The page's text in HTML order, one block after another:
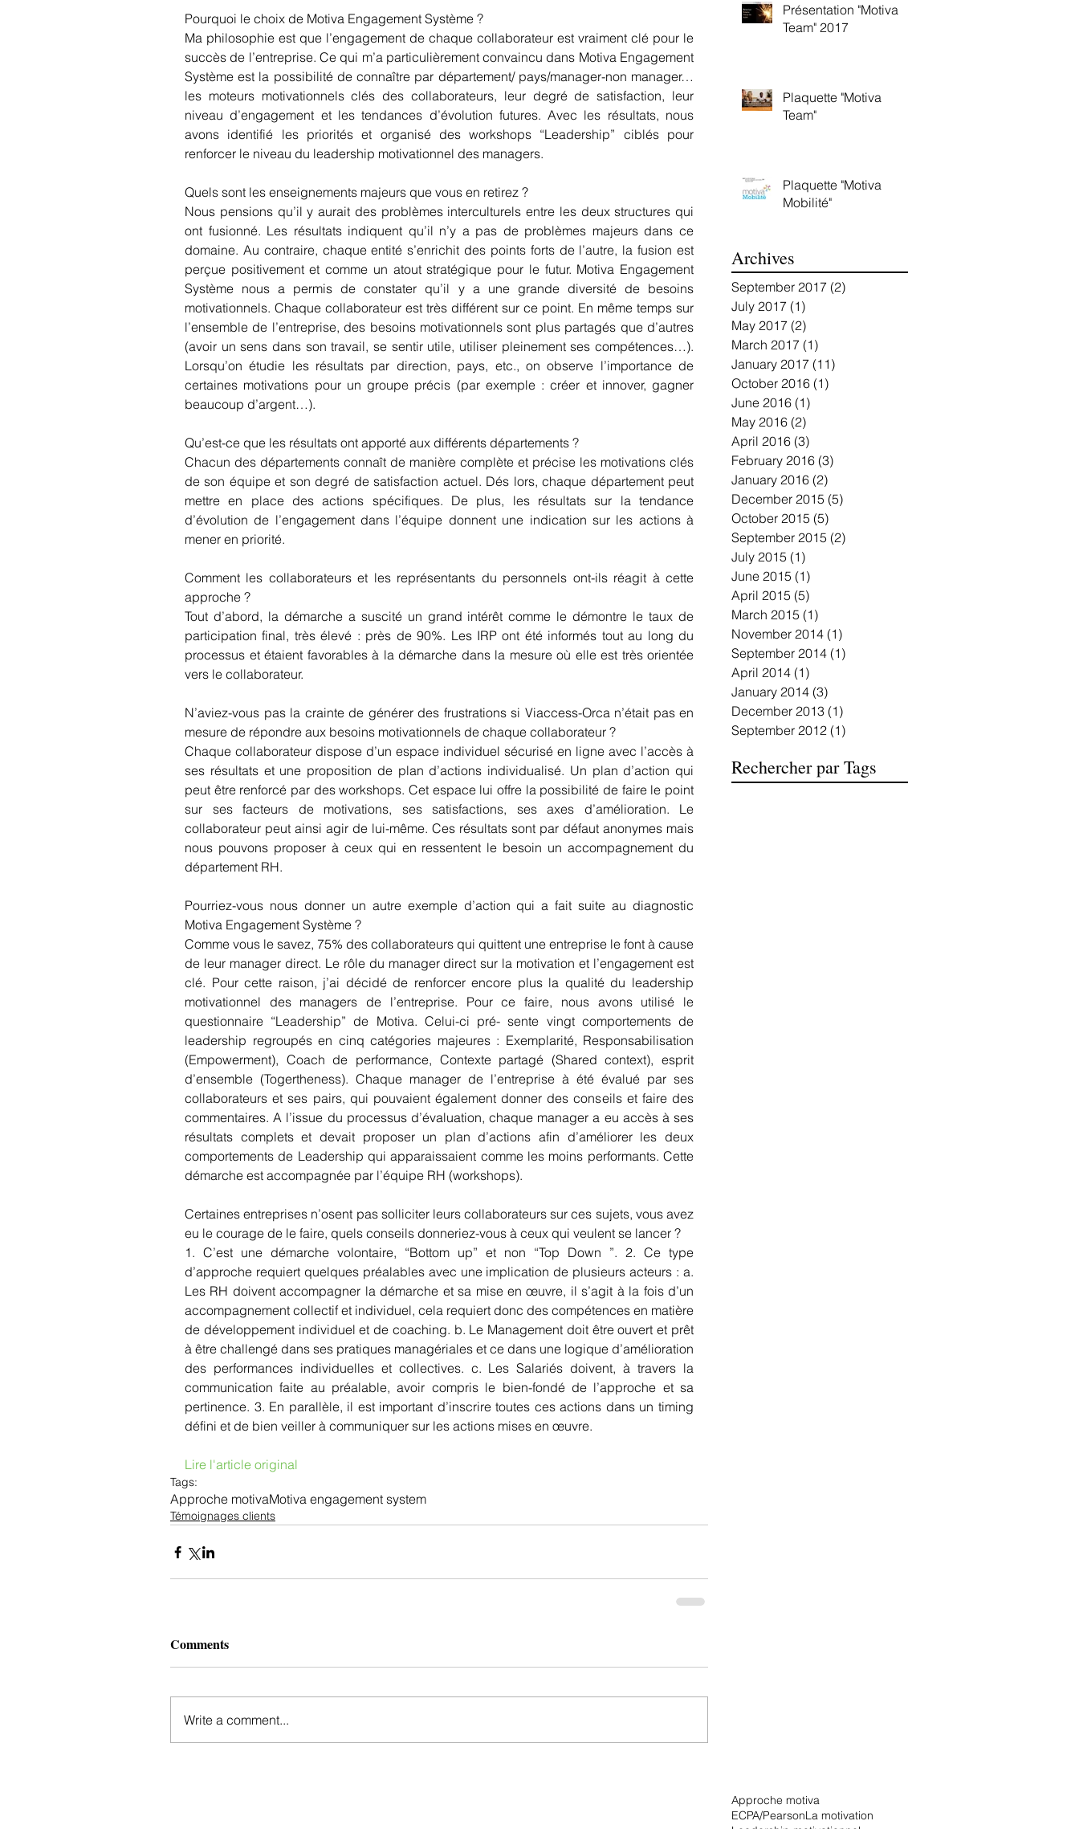
Pourquoi le choix de Motiva Engagement Système ?
Ma philosophie est que l’engagement de chaque collaborateur est vraiment clé pour le
succès de l’entreprise. Ce qui m’a particulièrement convaincu dans Motiva Engagement
Système est la possibilité de connaître par département/ pays/manager-non manager…
les moteurs motivationnels clés des collaborateurs, leur degré de satisfaction, leur
niveau d’engagement et les tendances d’évolution futures. Avec les résultats, nous
avons identifié les priorités et organisé des workshops “Leadership” ciblés pour
renforcer le niveau du leadership motivationnel des managers.
Quels sont les enseignements majeurs que vous en retirez ?
Nous pensions qu’il y aurait des problèmes interculturels entre les deux structures qui
ont fusionné. Les résultats indiquent qu’il n’y a pas de problèmes majeurs dans ce
domaine. Au contraire, chaque entité s’enrichit des points forts de l’autre, la fusion est
perçue positivement et comme un atout stratégique pour le futur. Motiva Engagement
Système nous a permis de constater qu’il y a une grande diversité de besoins
motivationnels. Chaque collaborateur est très différent sur ce point. En même temps sur
l’ensemble de l’entreprise, des besoins motivationnels sont plus partagés que d’autres
(avoir un sens dans son travail, se sentir utile, utiliser pleinement ses compétences…).
Lorsqu’on étudie les résultats par direction, pays, etc., on observe l’importance de
certaines motivations pour un groupe précis (par exemple : créer et innover, gagner
beaucoup d’argent…).
Qu’est-ce que les résultats ont apporté aux différents départements ?
Chacun des départements connaît de manière complète et précise les motivations clés
de son équipe et son degré de satisfaction actuel. Dés lors, chaque département peut
mettre en place des actions spécifiques. De plus, les résultats sur la tendance
d’évolution de l’engagement dans l’équipe donnent une indication sur les actions à
mener en priorité.
Comment les collaborateurs et les représentants du personnels ont-ils réagit à cette
approche ?
Tout d’abord, la démarche a suscité un grand intérêt comme le démontre le taux de
participation final, très élevé : près de 90%. Les IRP ont été informés tout au long du
processus et étaient favorables à la démarche dans la mesure où elle est très orientée
vers le collaborateur.
N’aviez-vous pas la crainte de générer des frustrations si Viaccess-Orca n’était pas en
mesure de répondre aux besoins motivationnels de chaque collaborateur ?
Chaque collaborateur dispose d’un espace individuel sécurisé en ligne avec l’accès à
ses résultats et une proposition de plan d’actions individualisé. Un plan d’action qui
peut être renforcé par des workshops. Cet espace lui offre la possibilité de faire le point
sur ses facteurs de motivations, ses satisfactions, ses axes d’amélioration. Le
collaborateur peut ainsi agir de lui-même. Ces résultats sont par défaut anonymes mais
nous pouvons proposer à ceux qui en ressentent le besoin un accompagnement du
département RH.
Pourriez-vous nous donner un autre exemple d’action qui a fait suite au diagnostic
Motiva Engagement Système ?
Comme vous le savez, 75% des collaborateurs qui quittent une entreprise le font à cause
de leur manager direct. Le rôle du manager direct sur la motivation et l’engagement est
clé. Pour cette raison, j’ai décidé de renforcer encore plus la qualité du leadership
motivationnel des managers de l’entreprise. Pour ce faire, nous avons utilisé le
questionnaire “Leadership” de Motiva. Celui-ci pré- sente vingt comportements de
leadership regroupés en cinq catégories majeures : Exemplarité, Responsabilisation
(Empowerment), Coach de performance, Contexte partagé (Shared context), esprit
d’ensemble (Togertheness). Chaque manager de l’entreprise à été évalué par ses
collaborateurs et ses pairs, qui pouvaient également donner des conseils et faire des
commentaires. A l’issue du processus d’évaluation, chaque manager a eu accès à ses
résultats complets et devait proposer un plan d’actions afin d’améliorer les deux
comportements de Leadership qui apparaissaient comme les moins performants. Cette
démarche est accompagnée par l’équipe RH (workshops).
Certaines entreprises n’osent pas solliciter leurs collaborateurs sur ces sujets, vous avez
eu le courage de le faire, quels conseils donneriez-vous à ceux qui veulent se lancer ?
1. C’est une démarche volontaire, “Bottom up” et non “Top Down ”. 2. Ce type
d’approche requiert quelques préalables avec une implication de plusieurs acteurs : a.
Les RH doivent accompagner la démarche et sa mise en œuvre, il s’agit à la fois d’un
accompagnement collectif et individuel, cela requiert donc des compétences en matière
de développement individuel et de coaching. b. Le Management doit être ouvert et prêt
à être challengé dans ses pratiques managériales et ce dans une logique d’amélioration
des performances individuelles et collectives. c. Les Salariés doivent, à travers la
communication faite au préalable, avoir compris le bien-fondé de l’approche et sa
pertinence. 3. En parallèle, il est important d’inscrire toutes ces actions dans un timing
défini et de bien veiller à communiquer sur les actions mises en œuvre.
Lire l'article original
Tags:
Approche motivaMotiva engagement system
Témoignages clients
Comments
Write a comment...
Présentation "Motiva
Team" 2017
Plaquette "Motiva
Team"
Plaquette "Motiva
Mobilité"
Archives
September 2017 (2)
July 2017 (1)
May 2017 (2)
March 2017 (1)
January 2017 (11)
October 2016 (1)
June 2016 (1)
May 2016 (2)
April 2016 (3)
February 2016 (3)
January 2016 (2)
December 2015 (5)
October 2015 (5)
September 2015 (2)
July 2015 (1)
June 2015 (1)
April 2015 (5)
March 2015 (1)
November 2014 (1)
September 2014 (1)
April 2014 (1)
January 2014 (3)
December 2013 (1)
September 2012 (1)
Rechercher par Tags
Approche motiva
ECPA/PearsonLa motivation